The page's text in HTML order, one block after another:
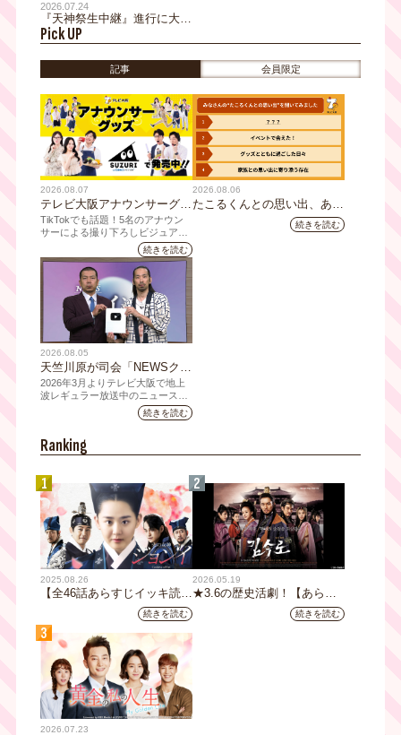
2026.07.24
『天神祭生中継』進行に大抜
擢！上原美穂アナウンサーを
ご紹介
Pick UP
記事 会員限定
2026.08.07
テレビ大阪アナウンサーグッ
ズの新商品 8月8日(土)に発
売！ テーマは「個性全開」5
人それぞれの"らしさ"を詰め
込んだアイテムが登場
TikTokでも話題！5名のアナウン
サーによる撮り下ろしビジュアル
を使用した新グッズを発売続きを読む
2026.08.06
たこるくんとの思い出、あり
ますか？会員のみなさんに聞
続きを読む
2026.08.05
天竺川原が司会「NEWSクラ
イシス」チャンネル登録者数
10万人突破！テレビ大阪の番
組史上最速記録を更新
2026年3月よりテレビ大阪で地上
波レギュラー放送中のニュース番
組「NEWSクライシス」が、この
たび2026年7月12日(日)に、
人を達成しました。
続きを読む
Ranking
1
2025.08.26
【全46話あらすじイッキ読
み】韓国ドラマ『火の女神
ジョンイ』｜テレビ大阪 9
月11日（木）朝8時放送スタ
ート
続きを読む
2
2026.05.19
★3.6の歴史活劇！【あらす
じ全32話イッキ読み】韓国ド
ラマ『鉄の王 キム・スロ』
続きを読む
3
2026.07.23